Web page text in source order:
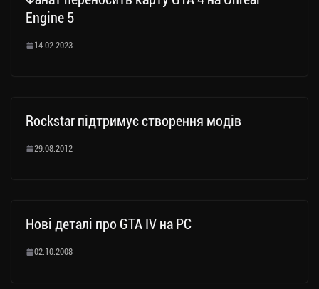
Engine 5
14.02.2023
Rockstar підтримує створення модів
29.08.2012
Нові деталі про GTA IV на PC
02.10.2008